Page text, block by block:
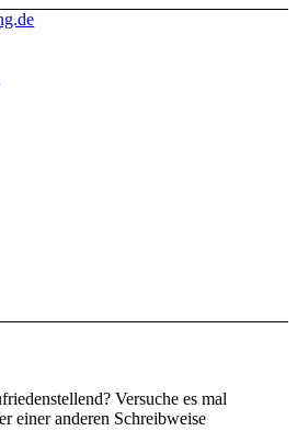
Versuche es mal
einer anderen Schreibweise